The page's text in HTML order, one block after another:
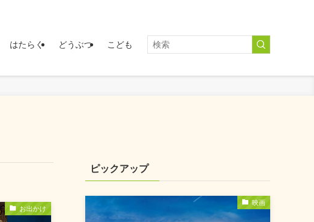
はたらく どうぶつ こども
お出かけ
ピックアップ
映画